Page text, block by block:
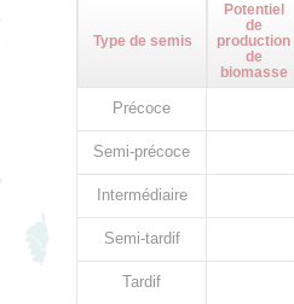
Type de semis
Potentiel
de
production
de
biomasse
Précoce
Semi-précoce
Intermédiaire
Semi-tardif
Tardif